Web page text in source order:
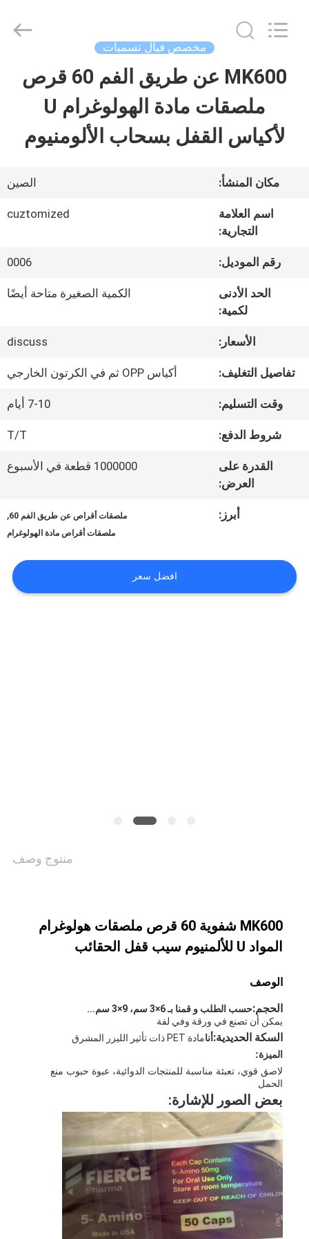
مسكن
منتجات
معلومات
جولة
مراقبة
الجودة
اتصل
حالات
(Xiamen)
Industry
مخصص فيال تسميات
MK600 عن طريق الفم 60 قرص
ملصقات مادة الهولوغرام U
لأكياس القفل بسحاب الألومنيوم
مكان المنشأ: الصين
اسم العلامة
التجارية:
cuztomized
رقم الموديل: 0006
الحد الأدنى
لكمية:
الكمية الصغيرة متاحة أيضًا
الأسعار: discuss
تفاصيل التغليف: أكياس OPP ثم في الكرتون الخارجي
وقت التسليم: 7-10 أيام
شروط الدفع: T/T
القدرة على
العرض:
1000000 قطعة في الأسبوع
أبرز: ملصقات أقراص عن طريق الفم 60 ,
ملصقات أقراص مادة الهولوغرام
افضل سعر
منتوج وصف
MK600 شفوية 60 قرص ملصقات هولوغرام
المواد U للألمنيوم سيب قفل الحقائب
الوصف
الحجم:حسب الطلب و قمنا بـ 6×3 سم، 9×3 سم...
يمكن أن تصنع في ورقة وفي لفة
السكة الحديدية: أنامادة PET ذات تأثير الليزر المشرق
الميزة:
لاصق قوي، تعبئة مناسبة للمنتجات الدوائية، عبوة حبوب منع
الحمل
بعض الصور للإشارة: